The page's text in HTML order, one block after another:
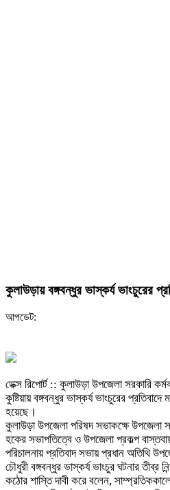
কুলাউড়ায় বঙ্গবন্ধুর ভাস্কর্য ভাংচুরের
আপডেট:
ডেক্স রিপোর্ট :: কুলাউড়া উপজেলা সরকারি
কুষ্টিয়ায় বঙ্গবন্ধুর ভাস্কর্য ভাংচুরের
হয়েছে।
কুলাউড়া উপজেলা পরিষদ সভাকক্ষে উপজেলা
হকের সভাপতিত্বে ও উপজেলা প্রকল্প
পরিচালনায় প্রতিবাদ সভায় প্রধান অতিথি
চৌধুরী বঙ্গবন্ধুর ভাস্কর্য ভাংচুর ঘটনার তীব্র
কঠোর শাস্তি দাবী করে বলেন,